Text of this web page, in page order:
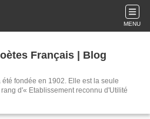
MENU
Français | Blog
fondée en 1902. Elle est la seule
d'« Etablissement reconnu d'Utilité